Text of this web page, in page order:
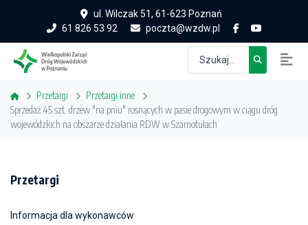
ul. Wilczak 51, 61-623 Poznań
61 826 53 92
poczta@wzdw.pl
Przetargi
Przetargi inne
Sprzedaż 45 szt. drzew "na pniu" rosnących w pasie drogowym w ciągu dróg
wojewódzkich na obszarze działania RDW w Szamotułach
Przetargi
Informacja dla wykonawców